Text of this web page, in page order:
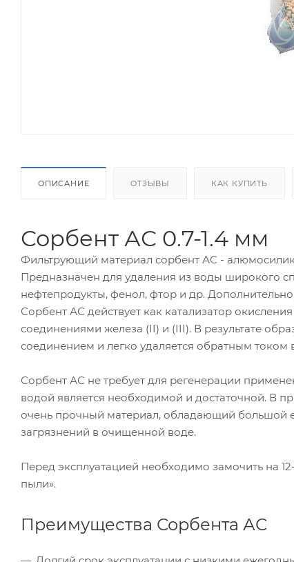
ОПИСАНИЕ ОТЗЫВЫ КАК КУПИТЬ
Сорбент АС 0.7-1.4 мм
Фильтрующий материал сорбент АС -
Предназначен для удаления из воды широкого
нефтепродукты, фенол, фтор и др.
Сорбент АС действует как катализатор
соединениями железа (II) и (III). В результате
соединением и легко удаляется обратным током
Сорбент АС не требует для регенерации
водой является необходимой и достаточной. В
очень прочный материал, обладающий большой
загрязнений в очищенной воде.
Перед эксплуатацией необходимо замочить на
пыли».
Преимущества Сорбента АС